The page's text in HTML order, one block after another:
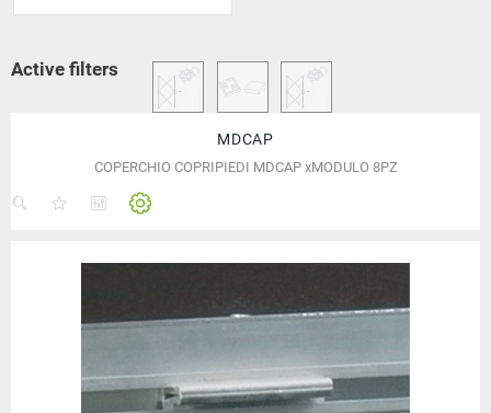
Active filters
MDCAP
COPERCHIO COPRIPIEDI MDCAP xMODULO 8PZ